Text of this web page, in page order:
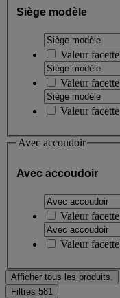
Siège modèle
Valeur facette
Valeur facette
Valeur facette
Avec accoudoir
Avec accoudoir
Valeur facette
Valeur facette
Afficher tous les produits.
Filtres 581